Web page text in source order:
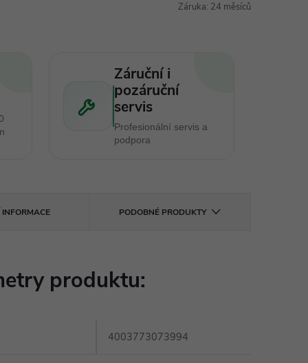
Záruka: 24 měsíců
Záruční i
pozáruční
servis
Profesionální servis a
podpora
PODOBNÉ PRODUKTY
produktu:
4003773073994